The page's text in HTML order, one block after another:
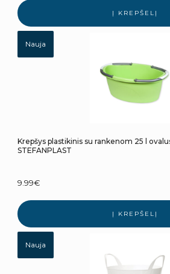
Į KREPŠELĮ
Nauja
Krepšys plastikinis su rankenom 25 l
STEFANPLAST
9.99€
Į KREPŠELĮ
Nauja